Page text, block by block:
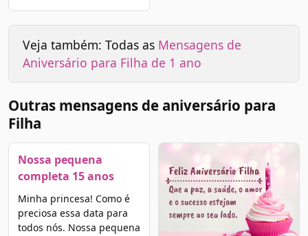
Veja também: Todas as Mensagens de
Aniversário para Filha de 1 ano
Outras mensagens de aniversário para
Filha
Nossa pequena
completa 15 anos
Minha princesa! Como é
preciosa essa data para
todos nós. Nossa pequena